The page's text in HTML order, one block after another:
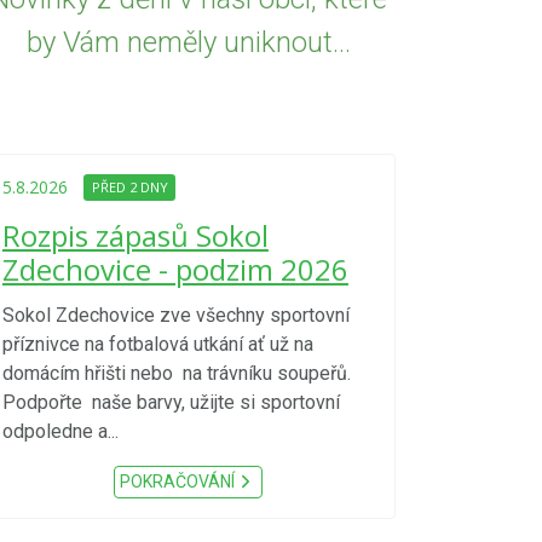
by Vám neměly uniknout...
5.8.2026 PŘED 2 DNY
Rozpis zápasů Sokol
Zdechovice - podzim 2026
Sokol Zdechovice zve všechny sportovní
příznivce na fotbalová utkání ať už na
domácím hřišti nebo na trávníku soupeřů.
Podpořte naše barvy, užijte si sportovní
odpoledne a...
POKRAČOVÁNÍ